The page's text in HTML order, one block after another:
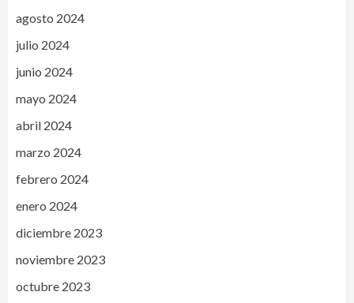
agosto 2024
julio 2024
junio 2024
mayo 2024
abril 2024
marzo 2024
febrero 2024
enero 2024
diciembre 2023
noviembre 2023
octubre 2023